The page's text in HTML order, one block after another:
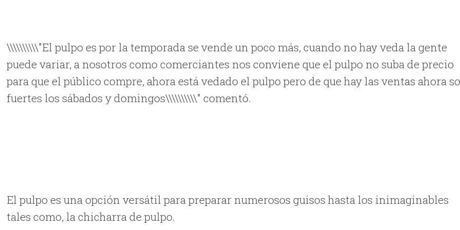
\\\\\\\\\\"El pulpo es por la temporada se vende un poco más, cuando no hay veda la gente
puede variar, a nosotros como comerciantes nos conviene que el pulpo no suba de precio
para que el público compre, ahora está vedado el pulpo pero de que hay las ventas ahora
fuertes los sábados y domingos\\\\\\\\\\" comentó.
El pulpo es una opción versátil para preparar numerosos guisos hasta los inimaginables
tales como, la chicharra de pulpo.